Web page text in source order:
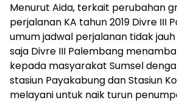
Menurut Aida, terkait perubahan
perjalanan KA tahun 2019 Divre III
umum jadwal perjalanan tidak
saja Divre III Palembang
kepada masyarakat Sumsel
stasiun Payakabung dan Stasiun
melayani untuk naik turun